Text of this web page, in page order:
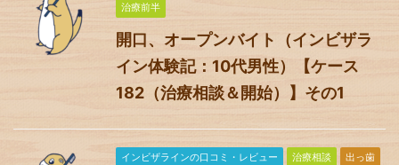
治療前半
開口、オープンバイト（インビザラ
イン体験記：10代男性）【ケース
182（治療相談＆開始）】その1
インビザラインの口コミ・レビュー 治療相談 出っ歯